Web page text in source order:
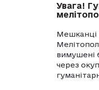
Увага!
Мешканці
вимушені
через